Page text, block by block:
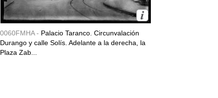
0060FMHA - Palacio Taranco. Circunvalación
Durango y calle Solís. Adelante a la derecha, la
Plaza Zab...